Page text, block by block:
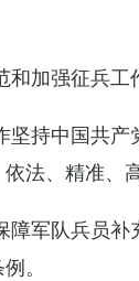
和加强征兵工
坚持中国共
法、精准、
障军队兵员
。